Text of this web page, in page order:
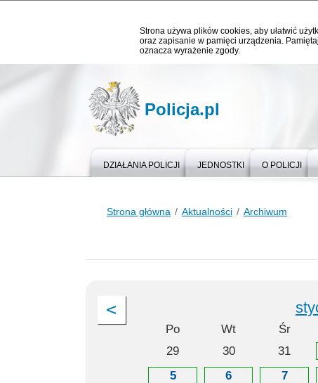
Strona używa plików cookies, aby ułatwić
oraz zapisanie w pamięci urządzenia.
oznacza wyrażenie zgody.
Policja.pl
DZIAŁANIA POLICJI JEDNOSTKI O POLICJI
Strona główna Aktualności Archiwum
Po Wt Śr
29
30 31
5
6 7